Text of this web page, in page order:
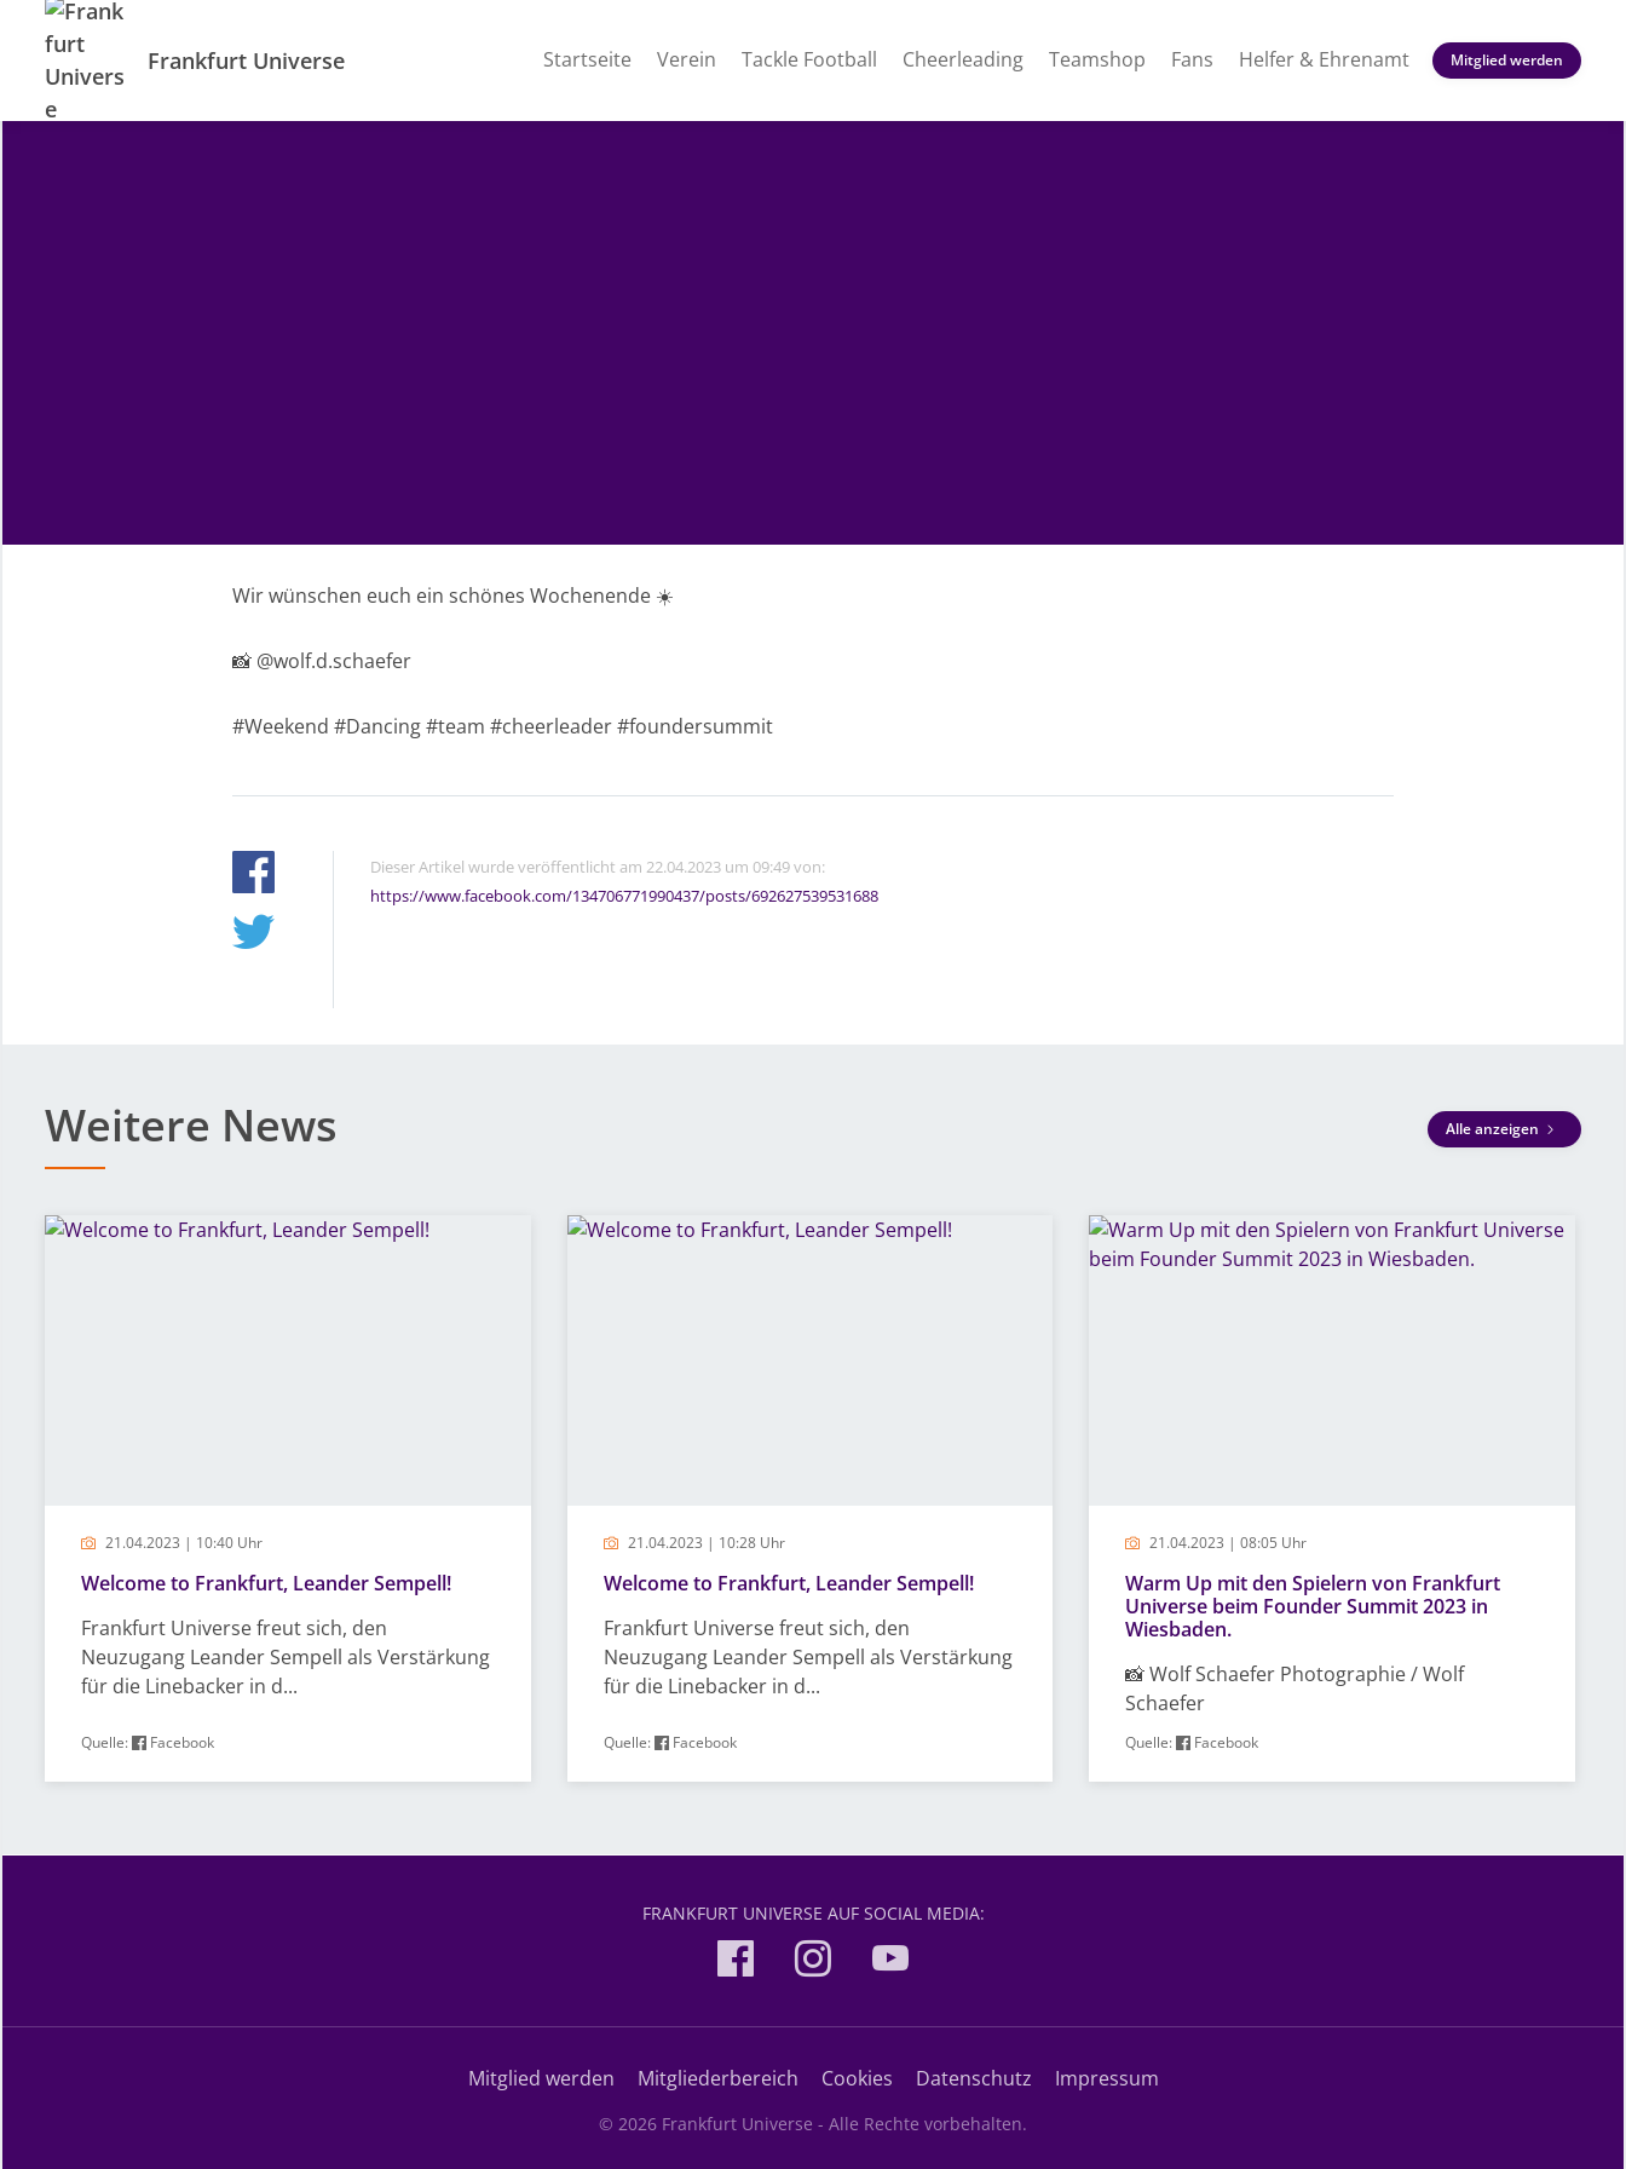
Frankfurt Universe Startseite Verein Tackle Football Cheerleading Teamshop Fans Helfer & Ehrenamt Mitglied werden
Wir wünschen euch ein schönes Wochenende ☀️
📸 @wolf.d.schaefer
#Weekend #Dancing #team #cheerleader #foundersummit
Dieser Artikel wurde veröffentlicht am 22.04.2023 um 09:49 von:
https://www.facebook.com/134706771990437/posts/692627539531688
Weitere News Alle anzeigen
21.04.2023 | 10:40 Uhr
Welcome to Frankfurt, Leander Sempell!
Frankfurt Universe freut sich, den
Neuzugang Leander Sempell als Verstärkung
für die Linebacker in d...
Quelle: Facebook
21.04.2023 | 10:28 Uhr
Welcome to Frankfurt, Leander Sempell!
Frankfurt Universe freut sich, den
Neuzugang Leander Sempell als Verstärkung
für die Linebacker in d...
Quelle: Facebook
21.04.2023 | 08:05 Uhr
Warm Up mit den Spielern von Frankfurt
Universe beim Founder Summit 2023 in
Wiesbaden.
📸 Wolf Schaefer Photographie / Wolf
Schaefer
Quelle: Facebook
FRANKFURT UNIVERSE AUF SOCIAL MEDIA:
Mitglied werden Mitgliederbereich Cookies Datenschutz Impressum
© 2026 Frankfurt Universe - Alle Rechte vorbehalten.